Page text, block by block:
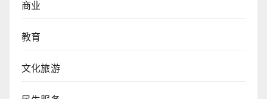
商业
教育
文化旅游